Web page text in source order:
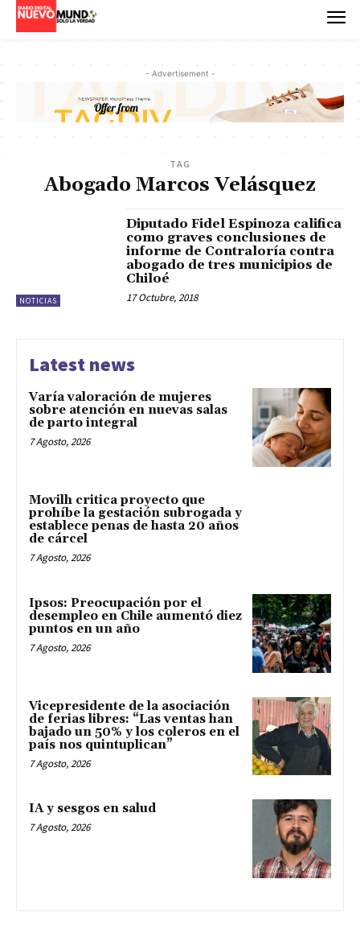
- Advertisement -
TAG
Abogado Marcos Velásquez
NOTICIAS
Diputado Fidel Espinoza califica
como graves conclusiones de
informe de Contraloría contra
abogado de tres municipios de
Chiloé
17 Octubre, 2018
Latest news
Varía valoración de mujeres
sobre atención en nuevas salas
de parto integral
7 Agosto, 2026
Movilh critica proyecto que
prohíbe la gestación subrogada y
establece penas de hasta 20 años
de cárcel
7 Agosto, 2026
Ipsos: Preocupación por el
desempleo en Chile aumentó diez
puntos en un año
7 Agosto, 2026
Vicepresidente de la asociación
de ferias libres: “Las ventas han
bajado un 50% y los coleros en el
país nos quintuplican”
7 Agosto, 2026
IA y sesgos en salud
7 Agosto, 2026